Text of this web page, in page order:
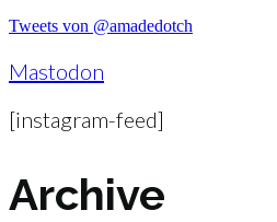
Tweets von @amadedotch
Mastodon
[instagram-feed]
Archive